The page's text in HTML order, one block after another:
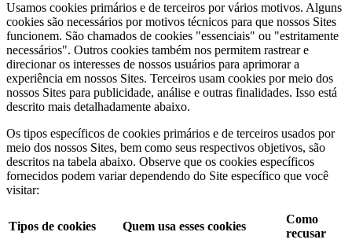
Usamos cookies primários e de terceiros por vários motivos. Alguns
cookies são necessários por motivos técnicos para que nossos Sites
funcionem. São chamados de cookies "essenciais" ou "estritamente
necessários". Outros cookies também nos permitem rastrear e
direcionar os interesses de nossos usuários para aprimorar a
experiência em nossos Sites. Terceiros usam cookies por meio dos
nossos Sites para publicidade, análise e outras finalidades. Isso está
descrito mais detalhadamente abaixo.
Os tipos específicos de cookies primários e de terceiros usados por
meio dos nossos Sites, bem como seus respectivos objetivos, são
descritos na tabela abaixo. Observe que os cookies específicos
fornecidos podem variar dependendo do Site específico que você
visitar:
Tipos de cookies Quem usa esses cookies
Como
recusar